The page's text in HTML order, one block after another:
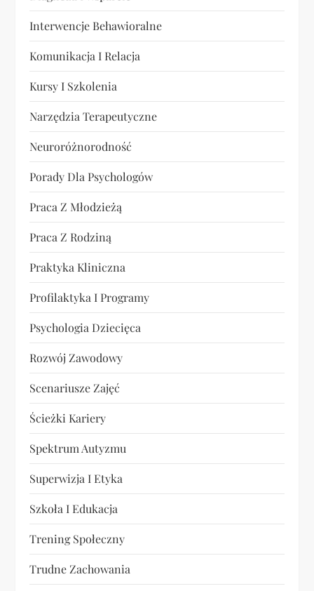
w
w
Interwencje Behawioralne
Komunikacja I Relacja
Kursy I Szkolenia
Narzędzia Terapeutyczne
Neuroróżnorodność
Porady Dla Psychologów
Praca Z Młodzieżą
Praca Z Rodziną
Praktyka Kliniczna
Profilaktyka I Programy
Psychologia Dziecięca
Rozwój Zawodowy
Scenariusze Zajęć
Ścieżki Kariery
Spektrum Autyzmu
Superwizja I Etyka
Szkoła I Edukacja
Trening Społeczny
Trudne Zachowania